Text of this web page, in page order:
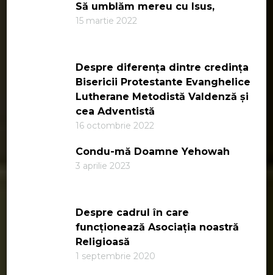
Să umblăm mereu cu Isus,
15 martie 2022
Despre diferența dintre credința
Bisericii Protestante Evanghelice
Lutherane Metodistă Valdenză și
cea Adventistă
16 octombrie 2022
Condu-mă Doamne Yehowah
3 aprilie 2023
Despre cadrul în care
funcționează Asociația noastră
Religioasă
1 septembrie 2020